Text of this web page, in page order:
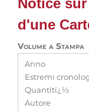
Notice
d'une
Volume a Stampa
Anno
Estremi
Quantitï¿½
Autore